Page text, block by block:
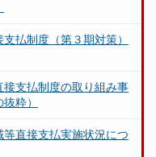
払制度（第３期対策）
支払制度の取り組み事
粋）
直接支払実施状況につ